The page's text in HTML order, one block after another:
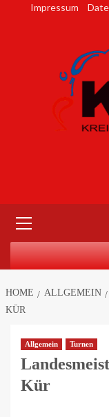
Impressum
Menu
HOME ALLGEMEIN
KÜR
Allgemein Turnen
Kür